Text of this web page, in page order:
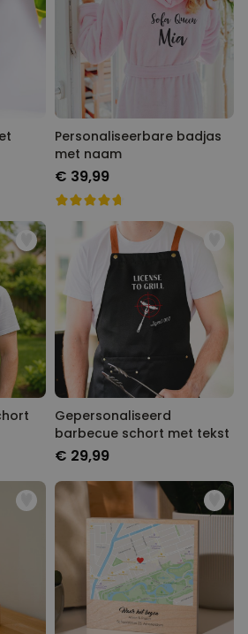
boxershort
look
set van 2
houten blok
begon
Meer dan
1.900
gekocht
Personaliseerbare badjas
met naam
€ 39,99
Gepersonaliseerd
barbecue schort met tekst
€ 29,99